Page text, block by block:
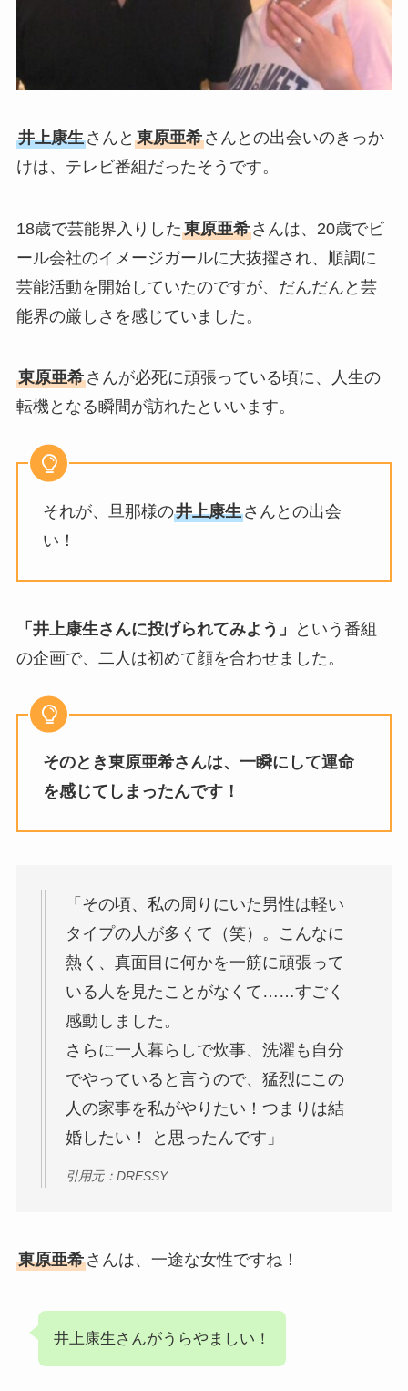
井上康生さんと 東原亜希さんとの出会いのきっか
けは、テレビ番組だったそうです。
18歳で芸能界入りした東原亜希さんは、20歳でビ
ール会社のイメージガールに大抜擢され、順調に
芸能活動を開始していたのですが、だんだんと芸
能界の厳しさを感じていました。
東原亜希さんが必死に頑張っている頃に、人生の
転機となる瞬間が訪れたといいます。
それが、旦那様の井上康生さんとの出会
い！
「井上康生さんに投げられてみよう」
という番組
の企画で、二人は初めて顔を合わせました。
そのとき東原亜希さんは、一瞬にして運命
を感じてしまったんです！
「その頃、私の周りにいた男性は軽い
タイプの人が多くて（笑）。こんなに
熱く、真面目に何かを一筋に頑張って
いる人を見たことがなくて……すごく
感動しました。
さらに一人暮らしで炊事、洗濯も自分
でやっていると言うので、猛烈にこの
人の家事を私がやりたい！つまりは結
婚したい！ と思ったんです」
引用元：DRESSY
東原亜希さんは、一途な女性ですね！
井上康生さんがうらやましい！